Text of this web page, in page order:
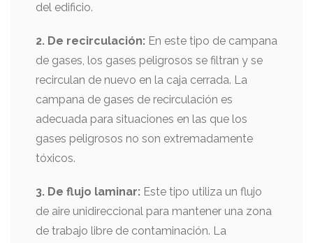
del edificio.
2. De recirculación: En este tipo de campana
de gases, los gases peligrosos se filtran y se
recirculan de nuevo en la caja cerrada. La
campana de gases de recirculación es
adecuada para situaciones en las que los
gases peligrosos no son extremadamente
tóxicos.
3. De flujo laminar: Este tipo utiliza un flujo
de aire unidireccional para mantener una zona
de trabajo libre de contaminación. La